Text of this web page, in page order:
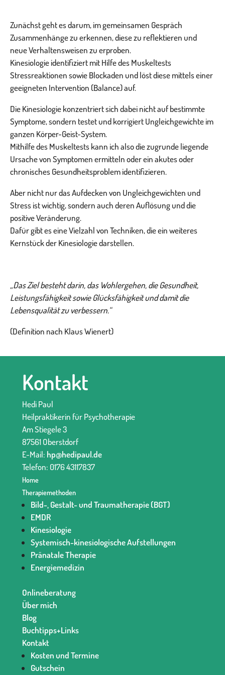
Zunächst geht es darum, im gemeinsamen Gespräch
Zusammenhänge zu erkennen, diese zu reflektieren und
neue Verhaltensweisen zu erproben.
Kinesiologie identifiziert mit Hilfe des Muskeltests
Stressreaktionen sowie Blockaden und löst diese mittels einer
geeigneten Intervention (Balance) auf.
Die Kinesiologie konzentriert sich dabei nicht auf bestimmte
Symptome, sondern testet und korrigiert Ungleichgewichte im
ganzen Körper-Geist-System.
Mithilfe des Muskeltests kann ich also die zugrunde liegende
Ursache von Symptomen ermitteln oder ein akutes oder
chronisches Gesundheitsproblem identifizieren.
Aber nicht nur das Aufdecken von Ungleichgewichten und
Stress ist wichtig, sondern auch deren Auflösung und die
positive Veränderung.
Dafür gibt es eine Vielzahl von Techniken, die ein weiteres
Kernstück der Kinesiologie darstellen.
„Das Ziel besteht darin, das Wohlergehen, die Gesundheit,
Leistungsfähigkeit sowie Glücksfähigkeit und damit die
Lebensqualität zu verbessern.“
(Definition nach Klaus Wienert)
Kontakt
Hedi Paul
Heilpraktikerin für Psychotherapie
Am Stiegele 3
87561 Oberstdorf
E-Mail: hp@hedipaul.de
Telefon: 0176 43117837‬
Home
Therapiemethoden
Bild-, Gestalt- und Traumatherapie (BGT)
EMDR
Kinesiologie
Systemisch-kinesiologische Aufstellungen
Pränatale Therapie
Energiemedizin
Onlineberatung
Über mich
Blog
Buchtipps+Links
Kontakt
Kosten und Termine
Gutschein